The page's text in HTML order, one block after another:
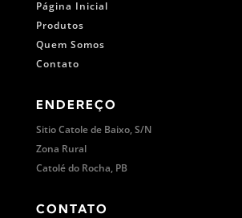
Página Inicial
Produtos
Quem Somos
Contato
ENDEREÇO
Sitio Catole de Baixo, S/N
Zona Rural
Catolé do Rocha, PB
CONTATO